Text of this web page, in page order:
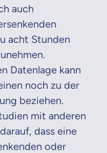
auch
acht Stunden
Datenlage kann
noch zu der
beziehen.
mit anderen
dass eine
oder